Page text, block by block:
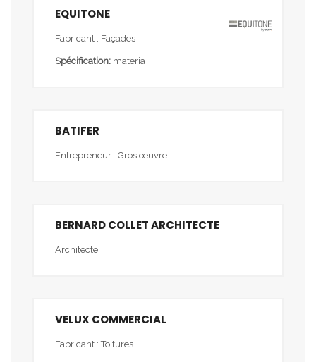
EQUITONE
Fabricant : Façades
Spécification: materia
BATIFER
Entrepreneur : Gros œuvre
BERNARD COLLET ARCHITECTE
Architecte
VELUX COMMERCIAL
Fabricant : Toitures